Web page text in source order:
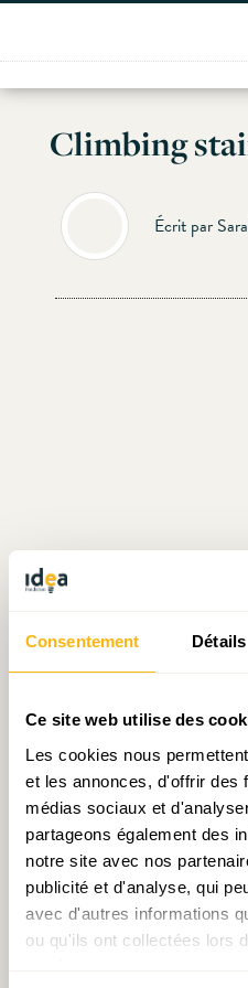
Consentement Détails
Ce site web utilise des
Les cookies nous
et les annonces, d'offrir des
médias sociaux et
partageons également des
notre site avec nos
publicité et d'analyse, qui
avec d'autres informations
ou qu'ils ont collectées lors
Skip
content
Climbing
Écrit par
Écrit
Prendre contact avec
Partager: